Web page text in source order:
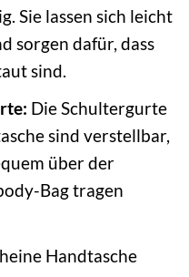
Sie lassen sich leicht
sorgen dafür, dass
sind.
Die Schultergurte
sind verstellbar,
über der
Bag tragen
Handtasche